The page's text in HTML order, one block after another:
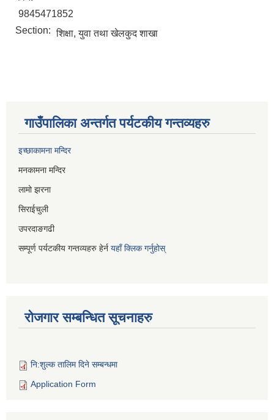
9845471852
Section: शिक्षा, युवा तथा खेलकुद शाखा
गाउँपालिका अन्तर्गत पर्यटकीय गन्तव्यहरु
इच्छाकामना मन्दिर
मनकामना मन्दिर
लामो झरना
सिराईचुली
उपरदाङगढी
सम्पूर्ण पर्यटकीय गन्तव्यहरु हेर्न यहाँ क्लिक गर्नुहोस्
रोजगार सम्बन्धित सूचनाहरु
नि:शुल्क तालिम दिने सम्बन्धमा
Application Form